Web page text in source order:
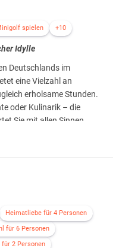
Wohlfühloase über den
alleinigen Nutzung zur
Erholung.
Wohnklima:
– auch auf den
ganz auf ihre Zigarette
Raucherbereich
spielen +10
Idylle
Deutschlands im
eine Vielzahl an
erholsame Stunden.
oder Kulinarik – die
Sie mit allen Sinnen.
mit heilkräftigem
tiefen Quelle – ideal für
und Genießer.
ausgebaute Wander- und
Gastronomie. Die
Heimatliebe für 4 Personen
für 6 Personen
2 Personen